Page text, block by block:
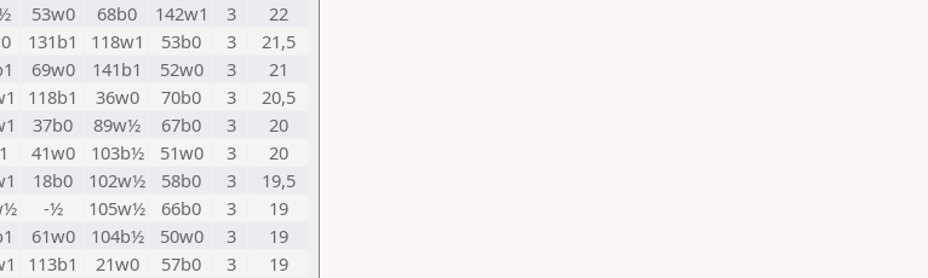
53w0 68b0 142w1 3
22
131b1 118w1 53b0 3
21,5
69w0 141b1 52w0 3
21
118b1 36w0 70b0 3
20,5
37b0 89w½ 67b0 3
20
41w0 103b½ 51w0 3
20
18b0 102w½ 58b0 3
19,5
-½ 105w½ 66b0 3
19
61w0 104b½ 50w0 3
19
113b1 21w0 57b0 3
19